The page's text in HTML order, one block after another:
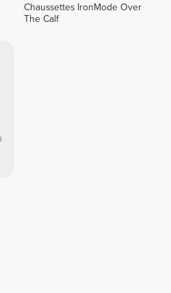
Chaussettes IronMode Over
The Calf